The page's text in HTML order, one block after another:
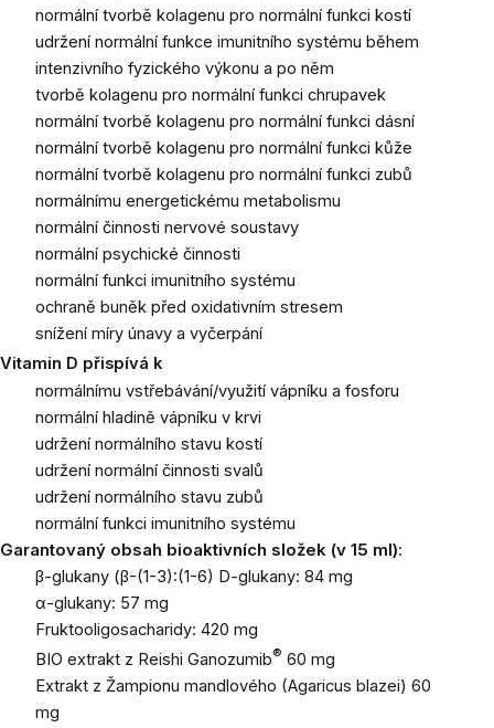
normální tvorbě kolagenu pro normální funkci kostí
udržení normální funkce imunitního systému během
intenzivního fyzického výkonu a po něm
tvorbě kolagenu pro normální funkci chrupavek
normální tvorbě kolagenu pro normální funkci dásní
normální tvorbě kolagenu pro normální funkci kůže
normální tvorbě kolagenu pro normální funkci zubů
normálnímu energetickému metabolismu
normální činnosti nervové soustavy
normální psychické činnosti
normální funkci imunitního systému
ochraně buněk před oxidativním stresem
snížení míry únavy a vyčerpání
Vitamin D přispívá k
normálnímu vstřebávání/využití vápníku a fosforu
normální hladině vápníku v krvi
udržení normálního stavu kostí
udržení normální činnosti svalů
udržení normálního stavu zubů
normální funkci imunitního systému
Garantovaný obsah bioaktivních složek (v 15 ml):
β-glukany (β-(1-3):(1-6) D-glukany: 84 mg
α-glukany: 57 mg
Fruktooligosacharidy: 420 mg
BIO extrakt z Reishi Ganozumib® 60 mg
Extrakt z Žampionu mandlového (Agaricus blazei) 60
mg